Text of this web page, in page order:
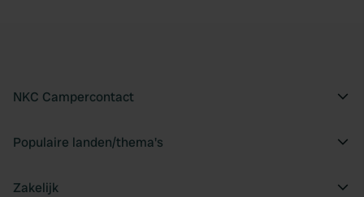
NKC Campercontact
Populaire landen/thema's
Zakelijk